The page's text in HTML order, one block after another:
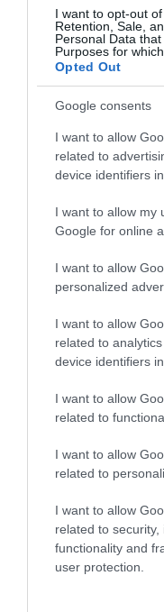
I want to opt-out
Retention, Sale,
Personal Data
Purposes for
Opted Out
Google consents
I want to allow
related to
device identifiers
I want to allow my
Google for online
I want to allow
personalized
I want to allow
related to
device identifiers
I want to allow
related to
I want to allow
related to
I want to allow
related to
functionality and
user protection.
variedad y madera
complejos,
tropicales y la
estructurado y de
post-gusto vuelve
Adecuado para
mariscos de sabor
ahumados.
Contiene sulfitos
Evolución
Histórico de